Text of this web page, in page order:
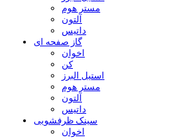
مستر هوم
آلتون
داتیس
گاز صفحه ای
اخوان
کن
استیل البرز
مستر هوم
آلتون
داتیس
سینک ظرفشویی
اخوان